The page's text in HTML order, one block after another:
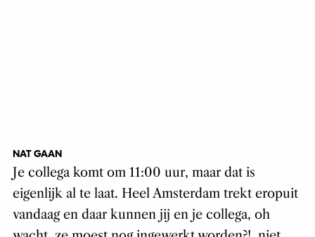
NAT GAAN
Je collega komt om 11:00 uur, maar dat is
eigenlijk al te laat. Heel Amsterdam trekt eropuit
vandaag en daar kunnen jij en je collega, oh